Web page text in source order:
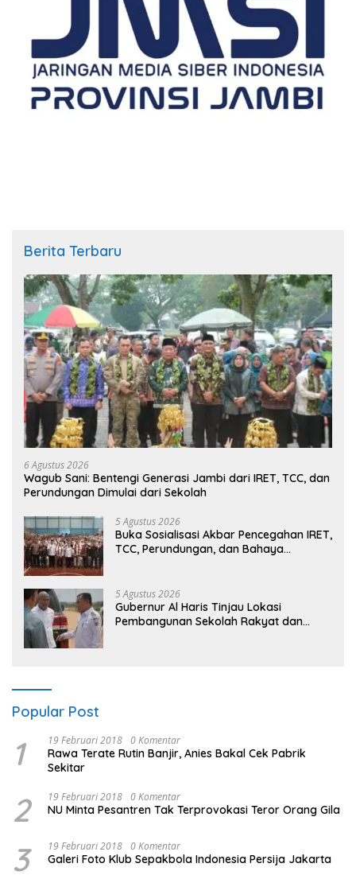
Berita Terbaru
6 Agustus 2026
Wagub Sani: Bentengi Generasi Jambi dari IRET, TCC, dan
Perundungan Dimulai dari Sekolah
5 Agustus 2026
Buka Sosialisasi Akbar Pencegahan IRET,
TCC, Perundungan, dan Bahaya
masa depan sudah ada di tangan”
5 Agustus 2026
Gubernur Al Haris Tinjau Lokasi
Pembangunan Sekolah Rakyat dan
Popular Post
1 19 Februari 2018 0 Komentar
Rawa Terate Rutin Banjir, Anies Bakal Cek Pabrik
Sekitar
2 19 Februari 2018 0 Komentar
NU Minta Pesantren Tak Terprovokasi Teror Orang Gila
3 19 Februari 2018 0 Komentar
Galeri Foto Klub Sepakbola Indonesia Persija Jakarta